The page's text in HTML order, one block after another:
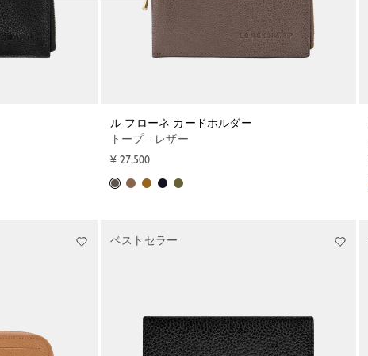
ル フローネ カードホルダー
トープ - レザー
¥ 27,500
ベストセラー